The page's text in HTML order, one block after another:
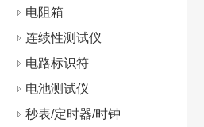
电阻箱
连续性测试仪
电路标识符
电池测试仪
秒表/定时器/时钟